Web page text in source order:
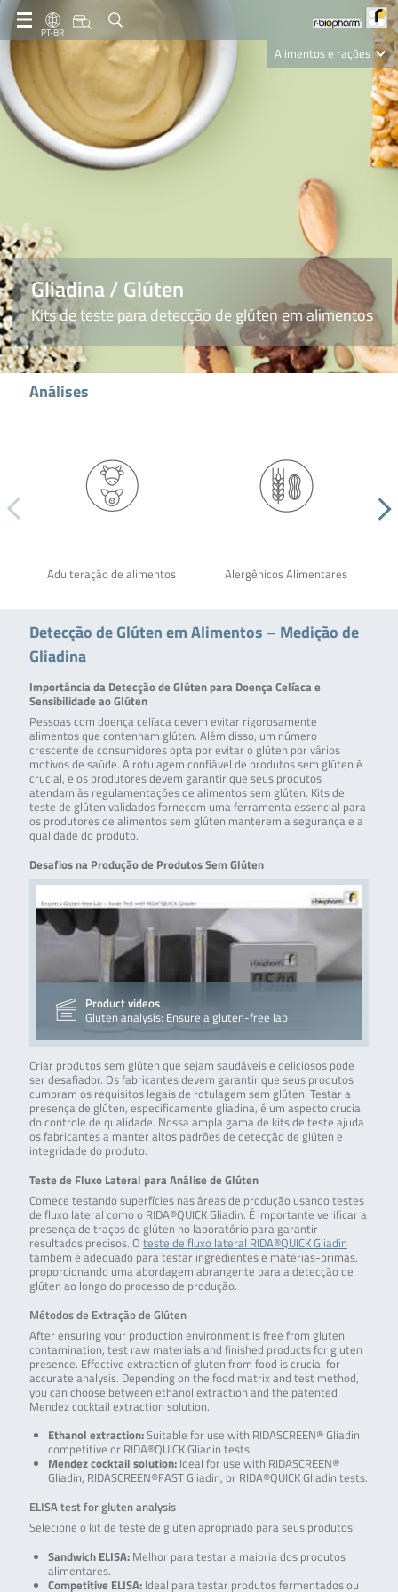
PT-BR
Alimentos e rações
Gliadina / Glúten
Kits de teste para detecção de glúten em alimentos
Análises
Adulteração de alimentos Alergênicos Alimentares
Detecção de Glúten em Alimentos – Medição de
Gliadina
Importância da Detecção de Glúten para Doença Celíaca e
Sensibilidade ao Glúten
Pessoas com doença celíaca devem evitar rigorosamente
alimentos que contenham glúten. Além disso, um número
crescente de consumidores opta por evitar o glúten por vários
motivos de saúde. A rotulagem confiável de produtos sem glúten é
crucial, e os produtores devem garantir que seus produtos
atendam às regulamentações de alimentos sem glúten. Kits de
teste de glúten validados fornecem uma ferramenta essencial para
os produtores de alimentos sem glúten manterem a segurança e a
qualidade do produto.
Desafios na Produção de Produtos Sem Glúten
Product videos
Gluten analysis: Ensure a gluten-free lab
Criar produtos sem glúten que sejam saudáveis e deliciosos pode
ser desafiador. Os fabricantes devem garantir que seus produtos
cumpram os requisitos legais de rotulagem sem glúten. Testar a
presença de glúten, especificamente gliadina, é um aspecto crucial
do controle de qualidade. Nossa ampla gama de kits de teste ajuda
os fabricantes a manter altos padrões de detecção de glúten e
integridade do produto.
Teste de Fluxo Lateral para Análise de Glúten
Comece testando superfícies nas áreas de produção usando testes
de fluxo lateral como o RIDA®QUICK Gliadin. É importante verificar a
presença de traços de glúten no laboratório para garantir
resultados precisos. O teste de fluxo lateral RIDA®QUICK Gliadin
também é adequado para testar ingredientes e matérias-primas,
proporcionando uma abordagem abrangente para a detecção de
glúten ao longo do processo de produção.
Métodos de Extração de Glúten
After ensuring your production environment is free from gluten
contamination, test raw materials and finished products for gluten
presence. Effective extraction of gluten from food is crucial for
accurate analysis. Depending on the food matrix and test method,
you can choose between ethanol extraction and the patented
Mendez cocktail extraction solution.
Ethanol extraction:Suitable for use with RIDASCREEN® Gliadin
competitive or RIDA®QUICK Gliadin tests.
Mendez cocktail solution:Ideal for use with RIDASCREEN®
Gliadin, RIDASCREEN®FAST Gliadin, or RIDA®QUICK Gliadin tests.
ELISA test for gluten analysis
Selecione o kit de teste de glúten apropriado para seus produtos:
Sandwich ELISA:Melhor para testar a maioria dos produtos
alimentares.
Competitive ELISA:Ideal para testar produtos fermentados ou